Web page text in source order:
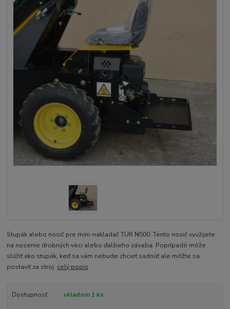
Stupák alebo nosič pre mini-nakladač TUR N500. Tento nosič využijete
na nosenie drobných veci alebo ďalšieho závažia. Poprípadé môže
slúžiť ako stupák, keď sa vám nebude chcieť sadnúť ale môžte sa
postaviť za stroj. celý popis
Dostupnosť skladom 1 ks